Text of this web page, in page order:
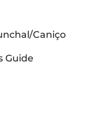
Caniço
Guide